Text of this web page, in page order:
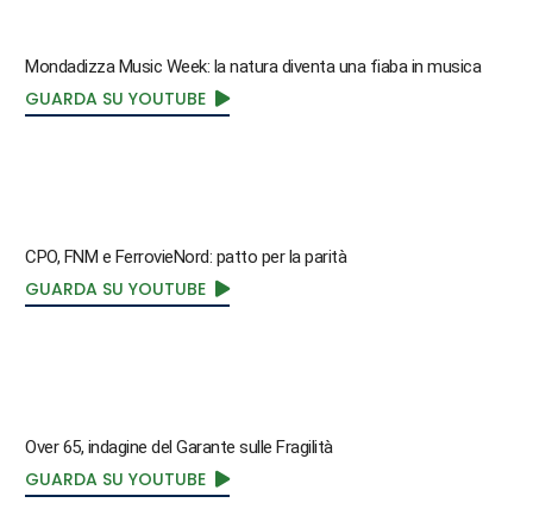
Mondadizza Music Week: la natura diventa una fiaba in musica
GUARDA SU YOUTUBE
CPO, FNM e FerrovieNord: patto per la parità
GUARDA SU YOUTUBE
Over 65, indagine del Garante sulle Fragilità
GUARDA SU YOUTUBE